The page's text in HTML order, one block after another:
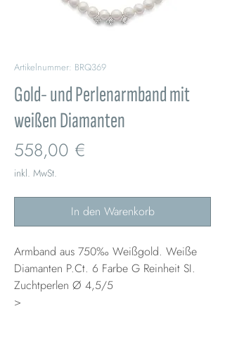
Artikelnummer: BRQ369
Gold- und Perlenarmband mit
weißen Diamanten
558,00 €
inkl. MwSt.
In den Warenkorb
Armband aus 750‰ Weißgold. Weiße
Diamanten P.Ct. 6 Farbe G Reinheit SI.
Zuchtperlen Ø 4,5/5
>